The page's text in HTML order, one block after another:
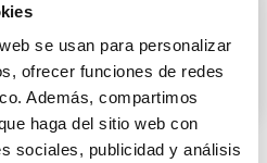
se usan para personalizar
ofrecer funciones de redes
Además, compartimos
haga del sitio web con
sociales, publicidad y análisis